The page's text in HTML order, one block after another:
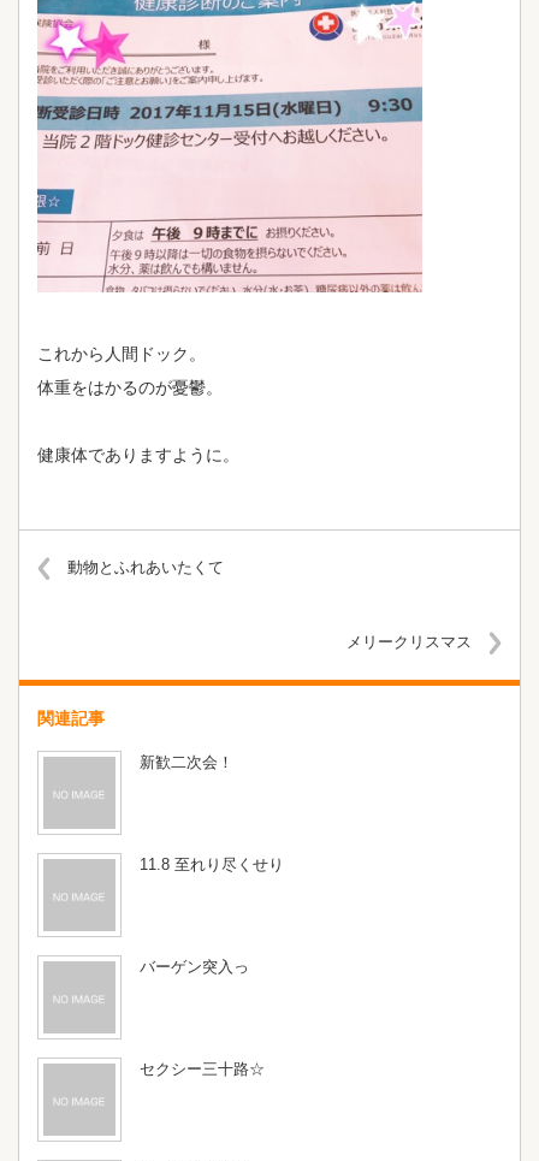
これから人間ドック。
体重をはかるのが憂鬱。
健康体でありますように。
動物とふれあいたくて
メリークリスマス
関連記事
新歓二次会！
11.8 至れり尽くせり
バーゲン突入っ
セクシー三十路☆